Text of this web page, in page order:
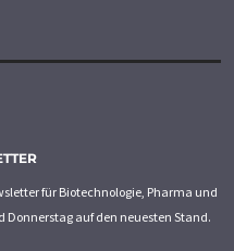
für Biotechnologie, Pharma und
Donnerstag auf den neuesten Stand.